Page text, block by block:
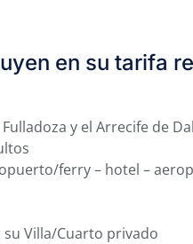
en su tarifa
y el Arrecife de
ferry – hotel –
Villa/Cuarto privado